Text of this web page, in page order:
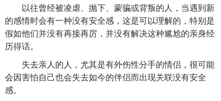
以往曾经被凌虐、抛下、蒙骗或背叛的人，当遇到新
的感情时会有一种没有安全感，这是可以理解的，特别是
假如他们并没有再接再厉，并没有解决这种尴尬的亲身经
历得话。
失去亲人的人，尤其是有外伤性分手的情侣，很可能
会因害怕自己也会失去如今的伴侣而出现关联没有安全
感。